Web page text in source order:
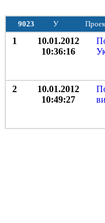
9023 У
1
10.01.2012
10:36:16
2
10.01.2012
10:49:27